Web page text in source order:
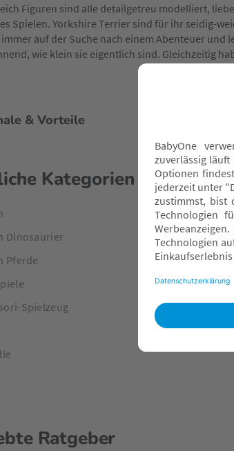
Figuren sind alle detailgetreu modelliert,
Spielen. Yorkshire Terrier sind für ihr seidig-
auf der Suche nach einem Abenteuer und
wie klein sie eigentlich sind. Gleichzeitig
& Vorteile
Kategorien
Dinosaurier
Pferde
Spielzeug
Ratgeber